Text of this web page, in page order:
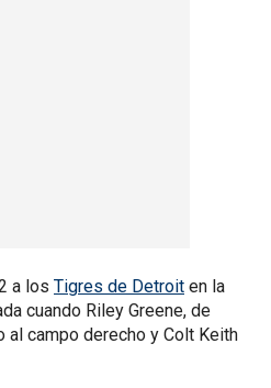
a los Tigres de Detroit en la
cuando Riley Greene, de
al campo derecho y Colt Keith